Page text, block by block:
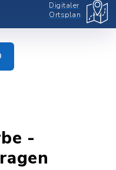
Digitaler
Ortsplan
-